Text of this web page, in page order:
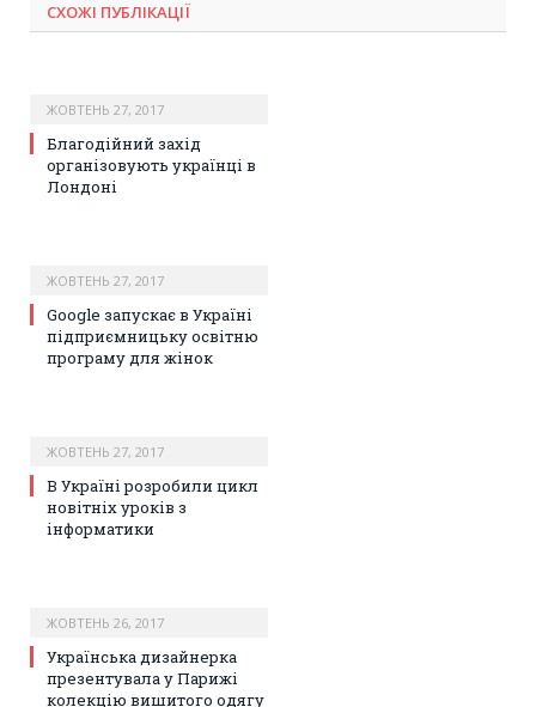
СХОЖІ ПУБЛІКАЦІЇ
ЖОВТЕНЬ 27, 2017
Благодійний захід
організовують українці в
Лондоні
ЖОВТЕНЬ 27, 2017
Google запускає в Україні
підприємницьку освітню
програму для жінок
ЖОВТЕНЬ 27, 2017
В Україні розробили цикл
новітніх уроків з
інформатики
ЖОВТЕНЬ 26, 2017
Українська дизайнерка
презентувала у Парижі
колекцію вишитого одягу